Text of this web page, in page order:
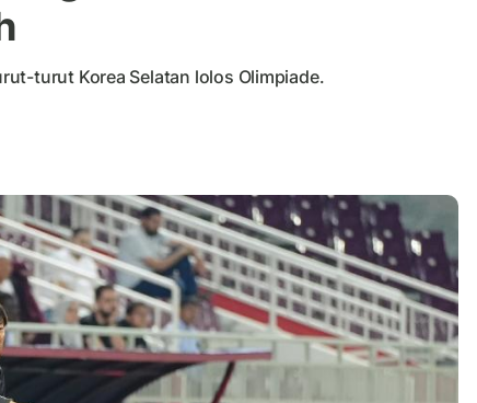
turut Korea Selatan lolos Olimpiade.